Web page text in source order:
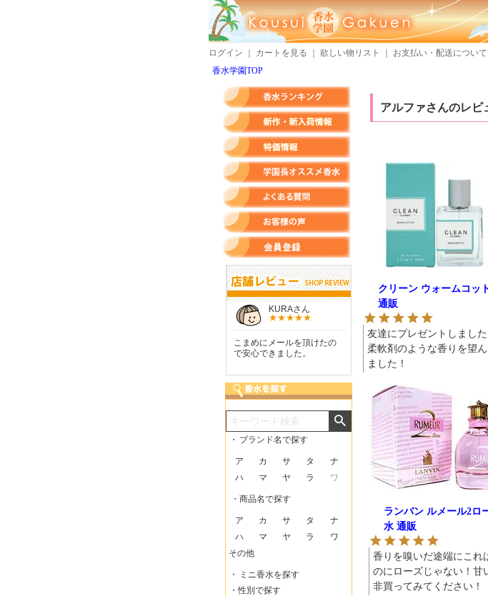
ログイン カートを見る 欲しい物リスト お支払い・配送について
香水学園TOP
アルファさんのレビ
クリーン ウォームコッ
通販
友達にプレゼントしました
柔軟剤のような香りを望
ました！
ランバン ルメール2ロ
水 通販
香りを嗅いだ途端にこれ
のにローズじゃない！甘
非買ってみてください！
KURAさん
こまめにメールを頂けたの
で安心できました。
しらすさん
商品が早く届いたのでよか
ったです。また利用させて
もらいます！
・ ブランド名で探す
ア カ サ タ
ナ
ハ
マ ヤ ラ ワ
・商品名で探す
ア カ サ タ
ナ
ハ
マ ヤ ラ
ワ
その他
・
ミニ香水を探す
・性別で探す